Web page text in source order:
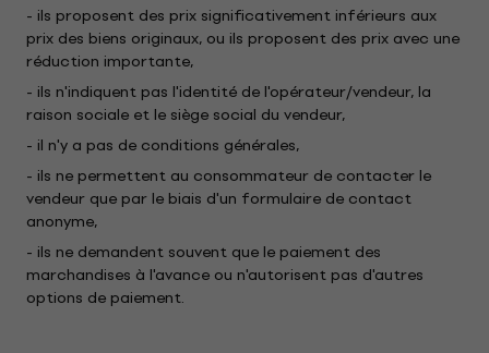
- ils proposent des prix significativement inférieurs aux
prix des biens originaux, ou ils proposent des prix avec une
réduction importante,
- ils n'indiquent pas l'identité de l'opérateur/vendeur, la
raison sociale et le siège social du vendeur,
- il n'y a pas de conditions générales,
- ils ne permettent au consommateur de contacter le
vendeur que par le biais d'un formulaire de contact
anonyme,
- ils ne demandent souvent que le paiement des
marchandises à l'avance ou n'autorisent pas d'autres
options de paiement.